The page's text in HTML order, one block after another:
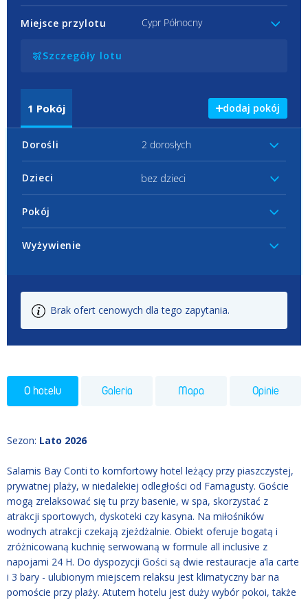
Miejsce przylotu Cypr Północny
Szczegóły lotu
1 Pokój dodaj pokój
Dorośli 2 dorosłych
Dzieci bez dzieci
Pokój
Wyżywienie
Brak ofert cenowych dla tego zapytania.
O hotelu Galeria Mapa Opinie
Sezon: Lato 2026
Salamis Bay Conti to komfortowy hotel leżący przy piaszczystej,
prywatnej plaży, w niedalekiej odległości od Famagusty. Goście
mogą zrelaksować się tu przy basenie, w spa, skorzystać z
atrakcji sportowych, dyskoteki czy kasyna. Na miłośników
wodnych atrakcji czekają zjeżdżalnie. Obiekt oferuje bogatą i
zróżnicowaną kuchnię serwowaną w formule all inclusive z
napojami 24 H. Do dyspozycji Gości są dwie restauracje a’la carte
i 3 bary - ulubionym miejscem relaksu jest klimatyczny bar na
pomoście przy plaży. Atutem hotelu jest duży wybór pokoi, także